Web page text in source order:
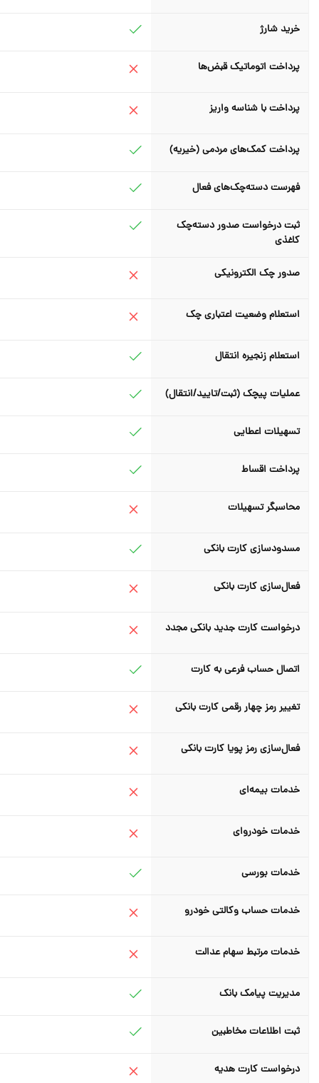
خرید شارژ
پرداخت اتوماتیک قبض‌ها
پرداخت با شناسه واریز
پرداخت کمک‌های مردمی (خیریه)
فهرست دسته‌چک‌های فعال
ثبت درخواست صدور دسته‌چک
کاغذی
صدور چک الکترونیکی
استعلام وضعیت اعتباری چک
استعلام زنجیره انتقال
عملیات پیچک (ثبت/تایید/انتقال)
تسهیلات اعطایی
پرداخت اقساط
محاسبگر تسهیلات
مسدودسازی کارت بانکی
فعال‌سازی کارت بانکی
درخواست کارت جدید بانکی مجدد
اتصال حساب فرعی به کارت
تغییر رمز چهار رقمی کارت بانکی
فعال‌سازی رمز پویا کارت بانکی
خدمات بیمه‌ای
خدمات خودروای
خدمات بورسی
خدمات حساب وکالتی خودرو
خدمات مرتبط سهام عدالت
مدیریت پیامک بانک
ثبت اطلاعات مخاطبین
درخواست کارت هدیه